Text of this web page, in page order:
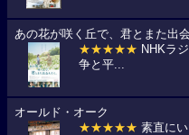
あの花が咲く丘で、君とまた出会
★★★★★ NHKラ
争と平...
オールド・オーク
★★★★★ 素直に